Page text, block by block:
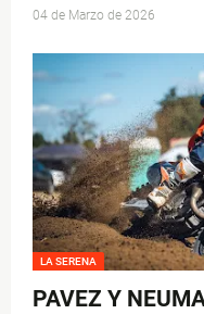
04 de Marzo de 2026
LA SERENA
PAVEZ Y